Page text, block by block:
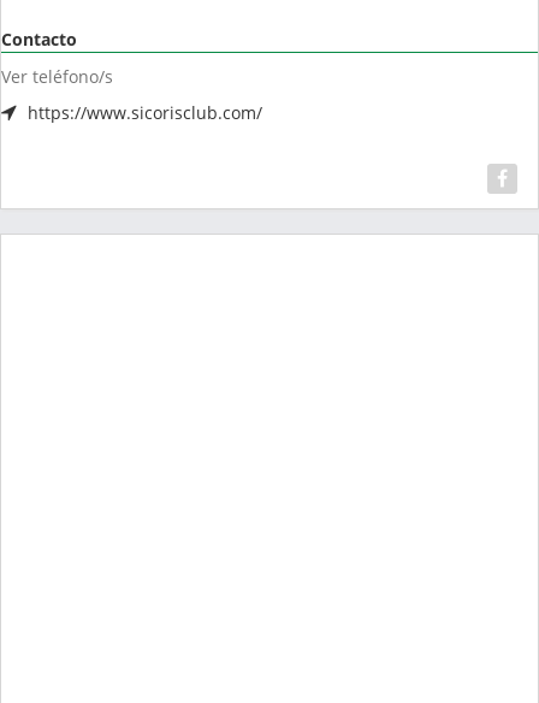
Contacto
Ver teléfono/s
https://www.sicorisclub.com/